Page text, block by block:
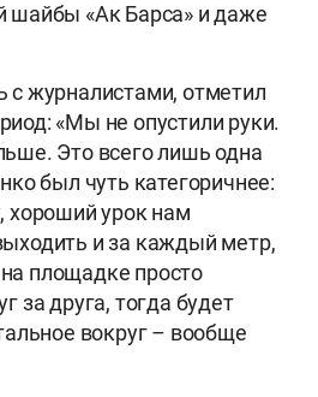
шайбы «Ак Барса» и даже
с журналистами, отметил
«Мы не опустили руки.
Это всего лишь одна
был чуть категоричнее:
хороший урок нам
и за каждый метр,
площадке просто
за друга, тогда будет
вокруг – вообще